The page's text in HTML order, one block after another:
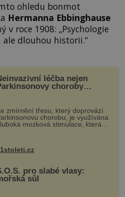
ohledu bonmot
Hermanna Ebbinghause
v roce 1908: „Psychologie
dlouhou historii.“
léčba nejen
choroby
zmírnění třesu, který doprovází
chorobu, je využívána
mozková stimulace, která
vyžaduje vysoce invazivní
dostatečně přesnému zacílení ...
pro slabé vlasy:
sůl